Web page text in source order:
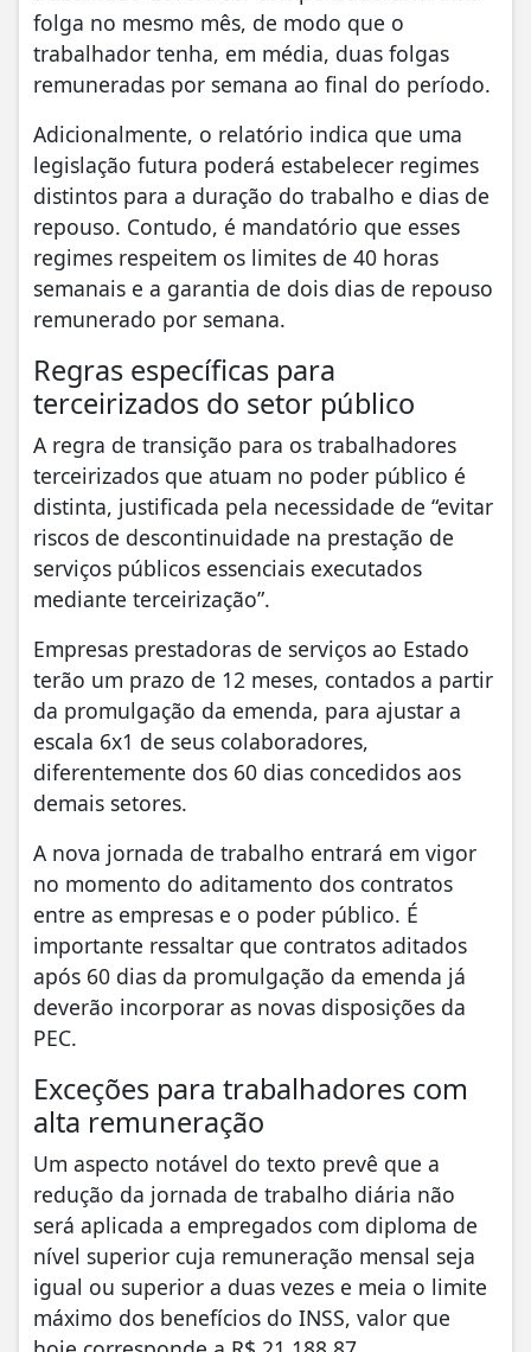
folga no mesmo mês, de modo que o
trabalhador tenha, em média, duas folgas
remuneradas por semana ao final do período.
Adicionalmente, o relatório indica que uma
legislação futura poderá estabelecer regimes
distintos para a duração do trabalho e dias de
repouso. Contudo, é mandatório que esses
regimes respeitem os limites de 40 horas
semanais e a garantia de dois dias de repouso
remunerado por semana.
Regras específicas para
terceirizados do setor público
A regra de transição para os trabalhadores
terceirizados que atuam no poder público é
distinta, justificada pela necessidade de “evitar
riscos de descontinuidade na prestação de
serviços públicos essenciais executados
mediante terceirização”.
Empresas prestadoras de serviços ao Estado
terão um prazo de 12 meses, contados a partir
da promulgação da emenda, para ajustar a
escala 6x1 de seus colaboradores,
diferentemente dos 60 dias concedidos aos
demais setores.
A nova jornada de trabalho entrará em vigor
no momento do aditamento dos contratos
entre as empresas e o poder público. É
importante ressaltar que contratos aditados
após 60 dias da promulgação da emenda já
deverão incorporar as novas disposições da
PEC.
Exceções para trabalhadores com
alta remuneração
Um aspecto notável do texto prevê que a
redução da jornada de trabalho diária não
será aplicada a empregados com diploma de
nível superior cuja remuneração mensal seja
igual ou superior a duas vezes e meia o limite
máximo dos benefícios do INSS, valor que